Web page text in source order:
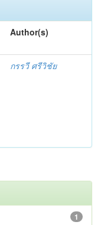
Author(s)
กรรวี ศรีวิชัย
1